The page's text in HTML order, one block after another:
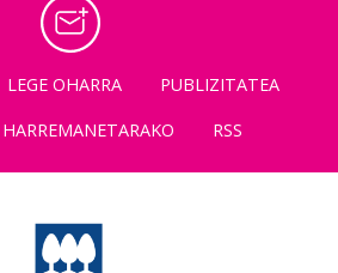
LEGE OHARRA
PUBLIZITATEA
HARREMANETARAKO RSS